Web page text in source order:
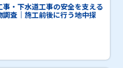
事・下水道工事の安全を支える
調査｜施工前後に行う地中探